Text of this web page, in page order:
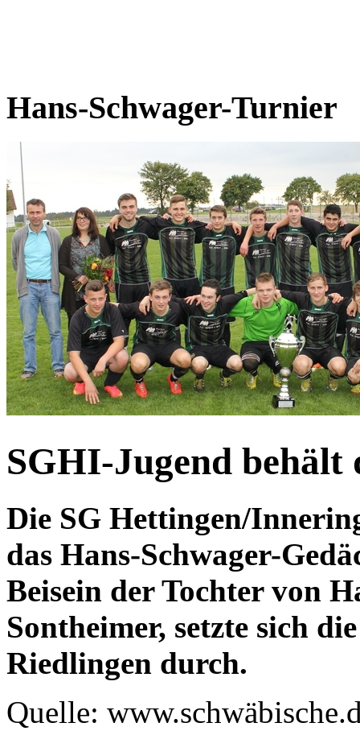
Hans-Schwager-Turnier
SGHI-Jugend
Die SG Hettingen/
das Hans-Schwager-
Beisein der Tochter von
Sontheimer, setzte sich
Riedlingen durch.
Quelle: